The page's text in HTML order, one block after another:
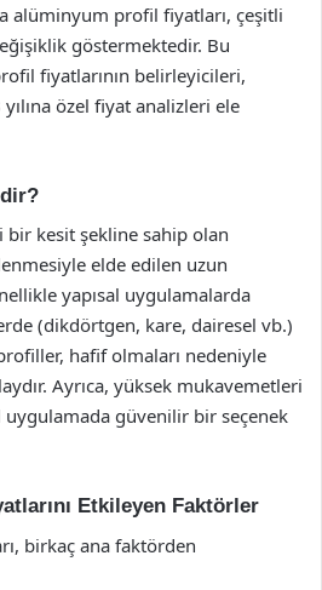
alüminyum profil fiyatları, çeşitli
göstermektedir. Bu
fiyatlarının belirleyicileri,
özel fiyat analizleri ele
kesit şekline sahip olan
elde edilen uzun
yapısal uygulamalarda
(dikdörtgen, kare, dairesel vb.)
hafif olmaları nedeniyle
Ayrıca, yüksek mukavemetleri
uygulamada güvenilir bir seçenek
Etkileyen Faktörler
birkaç ana faktörden